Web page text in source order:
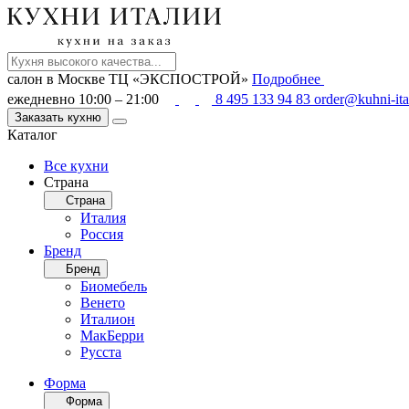
салон в Москве ТЦ «ЭКСПОСТРОЙ» Подробнее
ежедневно 10:00 – 21:00
8 495 133 94 83 order@kuhni-
Заказать кухню
Каталог
Все кухни
Страна
Страна
Италия
Россия
Бренд
Бренд
Биомебель
Венето
Италион
МакБерри
Русста
Форма
Форма